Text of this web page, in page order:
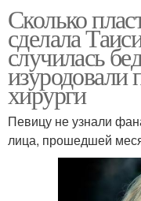
Сколько
сделала
случилась
изуродовали
хирурги
Певицу не узнали
лица, прошедшей